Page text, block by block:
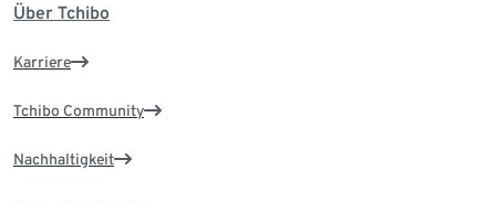
Über Tchibo
Karriere
Tchibo Community
Nachhaltigkeit